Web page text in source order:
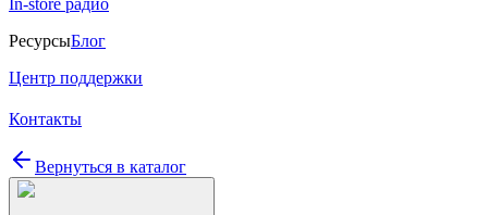
In-store радио
РесурсыБлог
Центр поддержки
Контакты
Вернуться в каталог